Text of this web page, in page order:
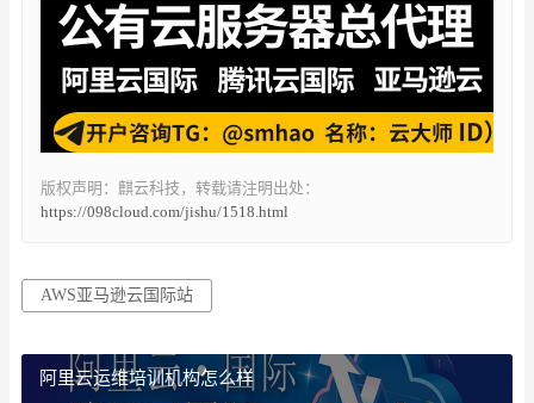
版权声明：麒云科技，转载请注明出处：
https://098cloud.com/jishu/1518.html
AWS亚马逊云国际站
阿里云运维培训机构怎么样